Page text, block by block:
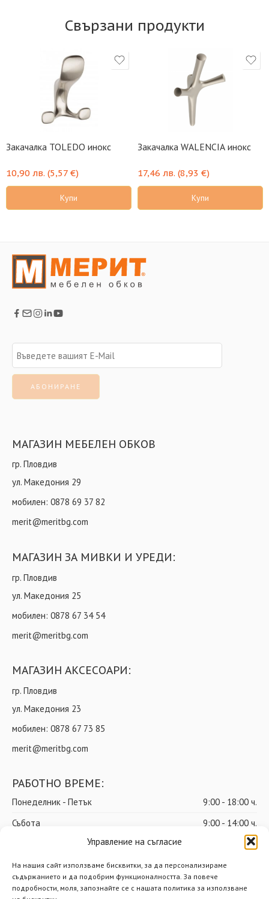
Управление на съгласие
На нашия сайт използваме бисквитки, за да персонализираме
съдържанието и да подобрим функционалността. За повече
подробности, моля, запознайте се с нашата политика за използване
Свързани продукти
Закачалка TOLEDO инокс
10,90 лв. (5,57 €)
Купи
Закачалка WALENCIA инокс
17,46 лв. (8,93 €)
Купи
МАГАЗИН МЕБЕЛЕН ОБКОВ
гр. Пловдив
ул. Македония 29
мобилен: 0878 69 37 82
merit@meritbg.com
МАГАЗИН ЗА МИВКИ И УРЕДИ:
гр. Пловдив
ул. Македония 25
мобилен: 0878 67 34 54
merit@meritbg.com
МАГАЗИН АКСЕСОАРИ:
гр. Пловдив
ул. Македония 23
мобилен: 0878 67 73 85
merit@meritbg.com
РАБОТНО ВРЕМЕ:
Понеделник - Петък
9:00 - 18:00 ч.
Събота
9:00 - 14:00 ч.
почивен ден